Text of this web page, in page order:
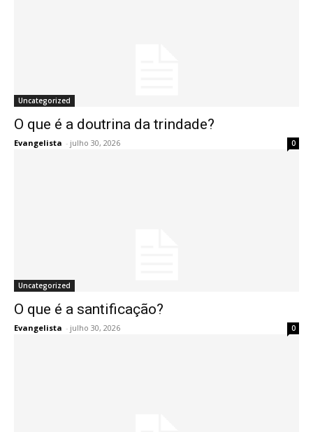
Uncategorized
O que é a doutrina da trindade?
Evangelista - julho 30, 2026 0
Uncategorized
O que é a santificação?
Evangelista - julho 30, 2026 0